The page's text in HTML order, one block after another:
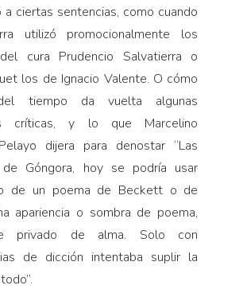
ciertas sentencias, como cuando
utilizó promocionalmente los
cura Prudencio Salvatierra o
los de Ignacio Valente. O cómo
tiempo da vuelta algunas
críticas, y lo que Marcelino
dijera para denostar “Las
de Góngora, hoy se podría usar
de un poema de Beckett o de
apariencia o sombra de poema,
privado de alma. Solo con
de dicción intentaba suplir la